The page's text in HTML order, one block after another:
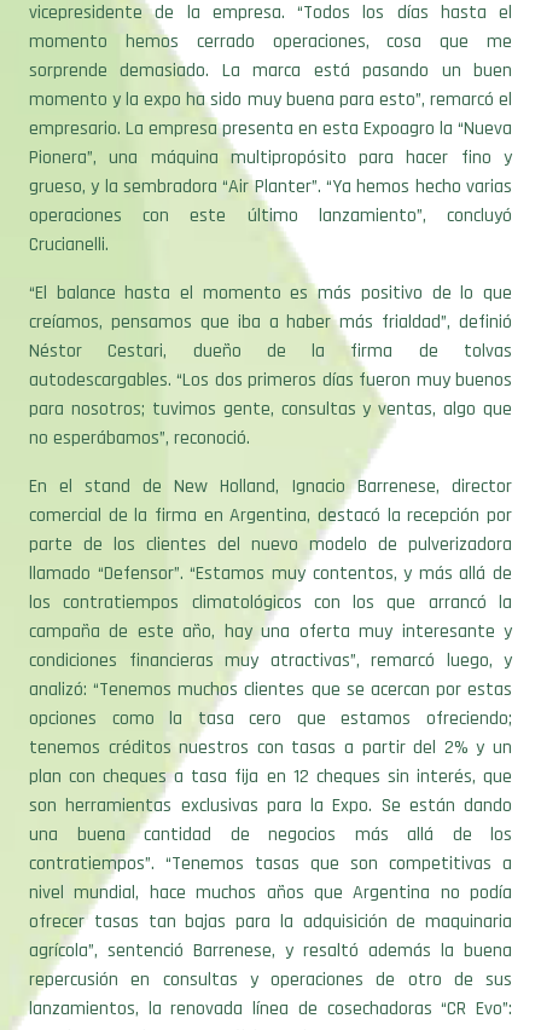
sorprende demasiado. La marca está pasando un buen
momento y la expo ha sido muy buena para esto”, remarcó el
empresario. La empresa presenta en esta Expoagro la “Nueva
Pionera”, una máquina multipropósito para hacer fino y
grueso, y la sembradora “Air Planter”. “Ya hemos hecho varias
operaciones con este último lanzamiento”, concluyó
Crucianelli.
“El balance hasta el momento es más positivo de lo que
creíamos, pensamos que iba a haber más frialdad”, definió
Néstor Cestari, dueño de la firma de tolvas
autodescargables. “Los dos primeros días fueron muy buenos
para nosotros; tuvimos gente, consultas y ventas, algo que
no esperábamos”, reconoció.
En el stand de New Holland, Ignacio Barrenese, director
comercial de la firma en Argentina, destacó la recepción por
parte de los clientes del nuevo modelo de pulverizadora
llamado “Defensor”. “Estamos muy contentos, y más allá de
los contratiempos climatológicos con los que arrancó la
campaña de este año, hay una oferta muy interesante y
condiciones financieras muy atractivas”, remarcó luego, y
analizó: “Tenemos muchos clientes que se acercan por estas
opciones como la tasa cero que estamos ofreciendo;
tenemos créditos nuestros con tasas a partir del 2% y un
plan con cheques a tasa fija en 12 cheques sin interés, que
son herramientas exclusivas para la Expo. Se están dando
una buena cantidad de negocios más allá de los
contratiempos”. “Tenemos tasas que son competitivas a
nivel mundial, hace muchos años que Argentina no podía
ofrecer tasas tan bajas para la adquisición de maquinaria
agrícola”, sentenció Barrenese, y resaltó además la buena
repercusión en consultas y operaciones de otro de sus
lanzamientos, la renovada línea de cosechadoras “CR Evo”:
“Crecimos mucho en este último rubro en este segmento”.